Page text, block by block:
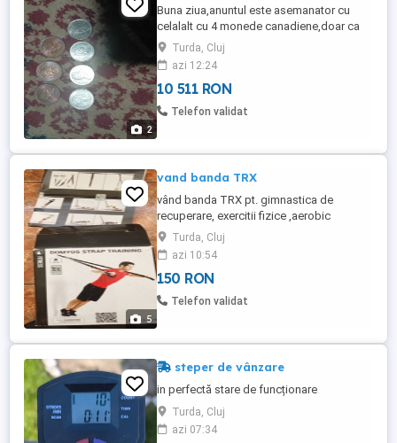
2
Buna ziua,anuntul este asemanator cu
celalalt cu 4 monede canadiene,doar ca
de aceasta data sunt 7 monede si de alte
valori si anul aparitiei dupa cum urmeaza:4
monede de cate 10 centi din anii
1968,1987,1994,1996 si 3 monede de cate
1 cent respectiv din anii 1996,2 buc si din
Turda, Cluj
azi 12:24
10 511 RON
Telefon validat
5
vand banda TRX
vând banda TRX pt. gimnastica de
recuperare, exercitii fizice ,aerobic
Turda, Cluj
azi 10:54
150 RON
Telefon validat
steper de vânzare
in perfectă stare de funcționare
Turda, Cluj
azi 07:34